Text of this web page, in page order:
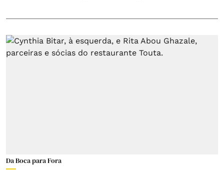
Da Boca para Fora